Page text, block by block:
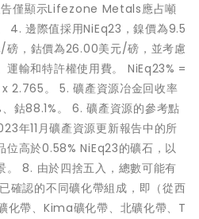
僅顯示Lifezone Metals應占噸
4. 邊際值採用NiEq23，鎳價為9.5
，鈷價為26.00美元/磅，並考慮
運輸和特許權使用費。 NiEq23% =
2.765。 5. 礦產資源冶金回收率
鈷88.1%。 6. 礦產資源的參考點
年11月礦產資源更新報告中的所
位高於0.58% NiEq23的礦石，以
。 8. 由於四捨五入，總數可能有
確認的不同礦化帶組成，即（從西
化帶、Kima礦化帶、北礦化帶、T